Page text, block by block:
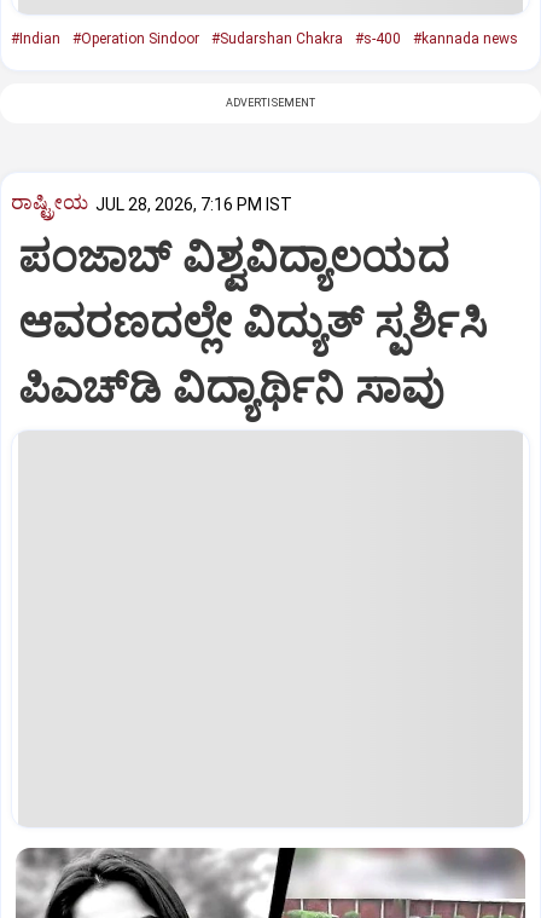
#Indian #Operation Sindoor #Sudarshan Chakra #s-400 #kannada news
ADVERTISEMENT
ರಾಷ್ಟ್ರೀಯ JUL 28, 2026, 7:16 PM IST
ಪಂಜಾಬ್ ವಿಶ್ವವಿದ್ಯಾಲಯದ
ಆವರಣದಲ್ಲೇ ವಿದ್ಯುತ್ ಸ್ಪರ್ಶಿಸಿ
ಪಿಎಚ್‌ಡಿ ವಿದ್ಯಾರ್ಥಿನಿ ಸಾವು